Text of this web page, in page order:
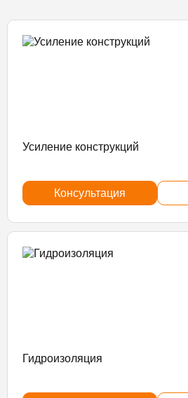
Усиление конструкций
Консультация
Гидроизоляция